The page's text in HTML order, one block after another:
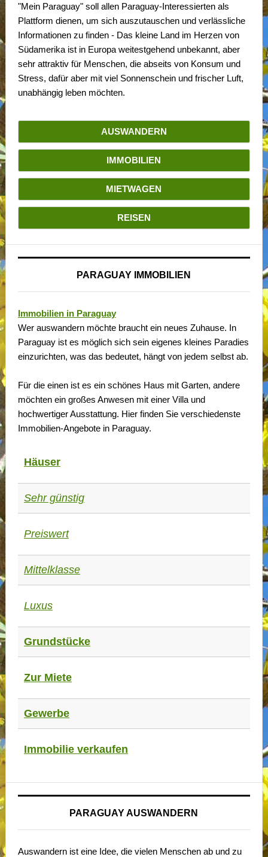
"Mein Paraguay" soll allen Paraguay-Interessierten als
Plattform dienen, um sich auszutauschen und verlässliche
Informationen zu finden - Das kleine Land im Herzen von
Südamerika ist in Europa weitestgehend unbekannt, aber
sehr attraktiv für Menschen, die abseits von Konsum und
Stress, dafür aber mit viel Sonnenschein und frischer Luft,
unabhängig leben möchten.
AUSWANDERN
IMMOBILIEN
MIETWAGEN
REISEN
PARAGUAY IMMOBILIEN
Immobilien in Paraguay
Wer auswandern möchte braucht ein neues Zuhause. In
Paraguay ist es möglich sich sein eigenes kleines Paradies
einzurichten, was das bedeutet, hängt von jedem selbst ab.
Für die einen ist es ein schönes Haus mit Garten, andere
möchten ein großes Anwesen mit einer Villa und
hochwertiger Ausstattung. Hier finden Sie verschiedenste
Immobilien-Angebote in Paraguay.
Häuser
Sehr günstig
Preiswert
Mittelklasse
Luxus
Grundstücke
Zur Miete
Gewerbe
Immobilie verkaufen
PARAGUAY AUSWANDERN
Auswandern ist eine Idee, die vielen Menschen ab und zu